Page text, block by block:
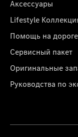
Аксессуары
Lifestyle
Помощь на дороге
Сервисный пакет
Оригинальные
Руководства по